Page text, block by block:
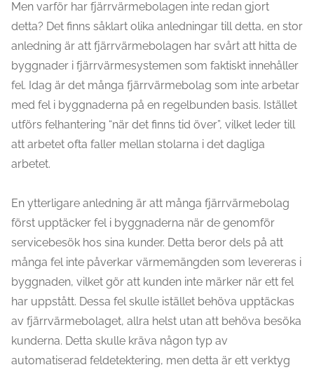
Men varför har fjärrvärmebolagen inte redan gjort
detta? Det finns såklart olika anledningar till detta, en stor
anledning är att fjärrvärmebolagen har svårt att hitta de
byggnader i fjärrvärmesystemen som faktiskt innehåller
fel. Idag är det många fjärrvärmebolag som inte arbetar
med fel i byggnaderna på en regelbunden basis. Istället
utförs felhantering “när det finns tid över”, vilket leder till
att arbetet ofta faller mellan stolarna i det dagliga
arbetet.
En ytterligare anledning är att många fjärrvärmebolag
först upptäcker fel i byggnaderna när de genomför
servicebesök hos sina kunder. Detta beror dels på att
många fel inte påverkar värmemängden som levereras i
byggnaden, vilket gör att kunden inte märker när ett fel
har uppstått. Dessa fel skulle istället behöva upptäckas
av fjärrvärmebolaget, allra helst utan att behöva besöka
kunderna. Detta skulle kräva någon typ av
automatiserad feldetektering, men detta är ett verktyg